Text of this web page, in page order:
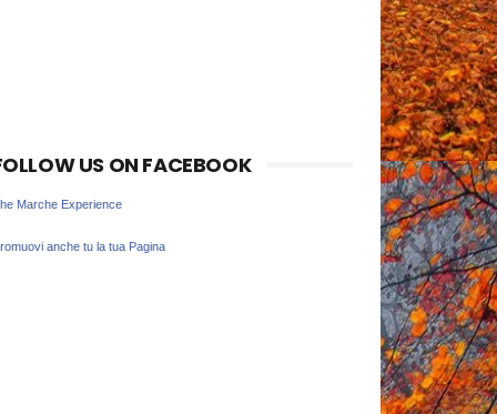
US ON FACEBOOK
Marche Experience
anche tu la tua Pagina